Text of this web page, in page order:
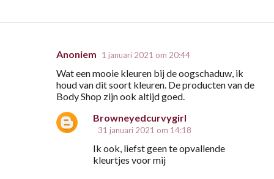
Anoniem 1 januari 2021 om 20:44
Wat een mooie kleuren bij de oogschaduw, ik
houd van dit soort kleuren. De producten van de
Body Shop zijn ook altijd goed.
Browneyedcurvygirl
31 januari 2021 om 14:18
Ik ook, liefst geen te opvallende
kleurtjes voor mij